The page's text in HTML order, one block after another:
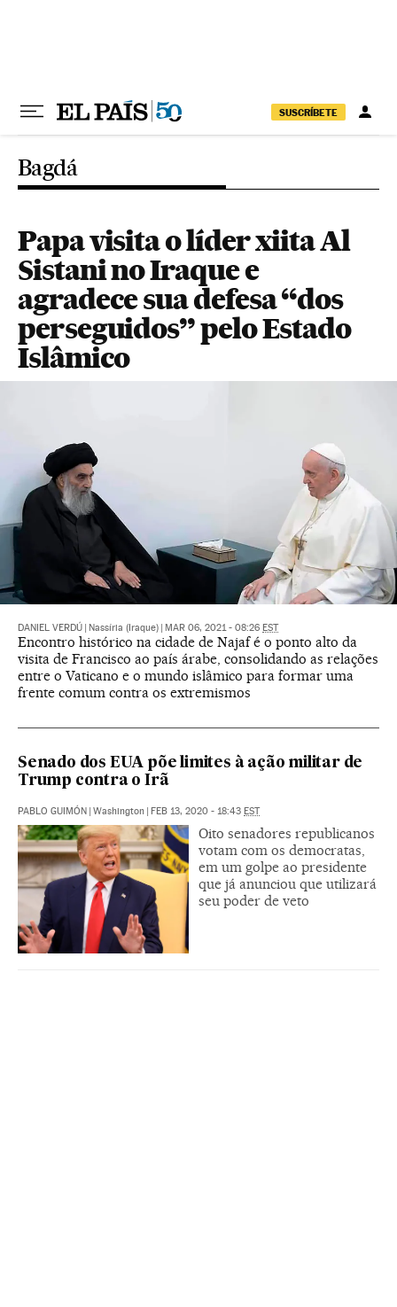
SUSCRÍBETE
Bagdá
Papa visita o líder xiita Al
Sistani no Iraque e
agradece sua defesa “dos
perseguidos” pelo Estado
Islâmico
DANIEL VERDÚ Nassíria (Iraque) MAR 06, 2021 - 08:26 EST
Encontro histórico na cidade de Najaf é o ponto alto da
visita de Francisco ao país árabe, consolidando as relações
entre o Vaticano e o mundo islâmico para formar uma
frente comum contra os extremismos
Senado dos EUA põe limites à ação militar de
Trump contra o Irã
PABLO GUIMÓN Washington FEB 13, 2020 - 18:43 EST
Oito senadores republicanos
votam com os democratas,
em um golpe ao presidente
que já anunciou que utilizará
seu poder de veto